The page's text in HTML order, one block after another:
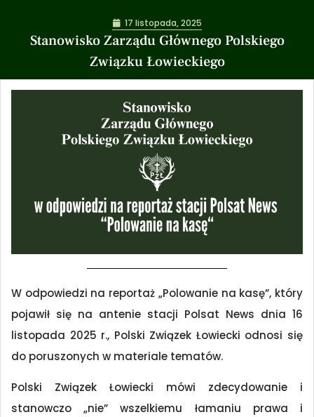
Stanowisko Zarządu Głównego Polskiego
Związku Łowieckiego
17 listopada, 2025
W odpowiedzi na reportaż „Polowanie na kasę”, który
pojawił się na antenie stacji Polsat News dnia 16
listopada 2025 r., Polski Związek Łowiecki odnosi się
do poruszonych w materiale tematów.
Polski Związek Łowiecki mówi zdecydowanie i
stanowczo „nie” wszelkiemu łamaniu prawa i